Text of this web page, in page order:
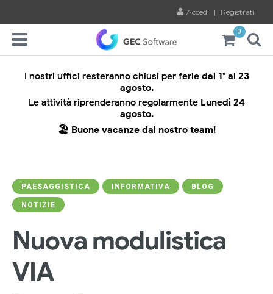
Accedi | Registrati
0
I nostri uffici resteranno chiusi per ferie dal 1° al 23
agosto.
Le attività riprenderanno regolarmente Lunedì 24
agosto.
🏖️ Buone vacanze dal nostro team!
PAESAGGISTICA INFORMATIVA BLOG
NOTIZIE
Nuova modulistica
VIA